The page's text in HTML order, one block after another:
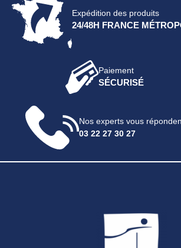
Expédition des produits
24/48H FRANCE
Paiement
SÉCURISÉ
Nos experts vous
03 22 27 30 27